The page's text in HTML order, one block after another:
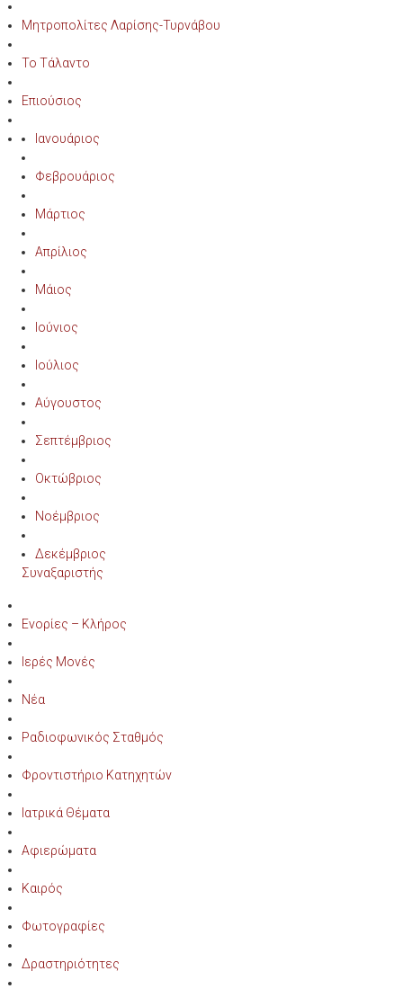
Μητροπολίτες Λαρίσης-Τυρνάβου
Το Τάλαντο
Επιούσιος
Ιανουάριος
Φεβρουάριος
Μάρτιος
Απρίλιος
Μάιος
Ιούνιος
Ιούλιος
Αύγουστος
Σεπτέμβριος
Οκτώβριος
Νοέμβριος
Δεκέμβριος
Συναξαριστής
Ενορίες – Κλήρος
Ιερές Μονές
Νέα
Ραδιοφωνικός Σταθμός
Φροντιστήριο Κατηχητών
Ιατρικά Θέματα
Αφιερώματα
Καιρός
Φωτογραφίες
Δραστηριότητες